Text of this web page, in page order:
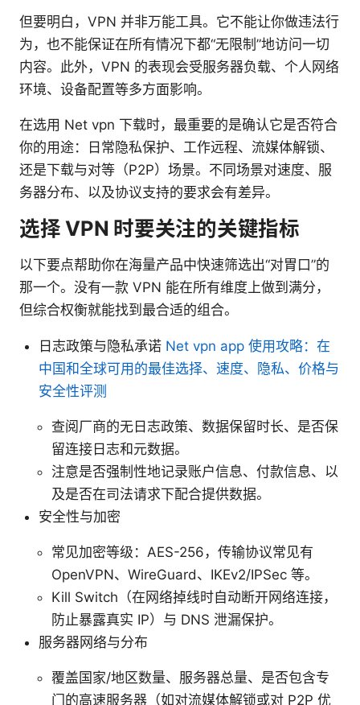
但要明白，VPN 并非万能工具。它不能让你做违法行
为，也不能保证在所有情况下都“无限制”地访问一切
内容。此外，VPN 的表现会受服务器负载、个人网络
环境、设备配置等多方面影响。
在选用 Net vpn 下载时，最重要的是确认它是否符合
你的用途：日常隐私保护、工作远程、流媒体解锁、
还是下载与对等（P2P）场景。不同场景对速度、服
务器分布、以及协议支持的要求会有差异。
选择 VPN 时要关注的关键指标
以下要点帮助你在海量产品中快速筛选出“对胃口”的
那一个。没有一款 VPN 能在所有维度上做到满分，
但综合权衡就能找到最合适的组合。
日志政策与隐私承诺 Net vpn app 使用攻略：在
中国和全球可用的最佳选择、速度、隐私、价格与
安全性评测
查阅厂商的无日志政策、数据保留时长、是否保
留连接日志和元数据。
注意是否强制性地记录账户信息、付款信息、以
及是否在司法请求下配合提供数据。
安全性与加密
常见加密等级：AES-256，传输协议常见有
OpenVPN、WireGuard、IKEv2/IPSec 等。
Kill Switch（在网络掉线时自动断开网络连接，
防止暴露真实 IP）与 DNS 泄漏保护。
服务器网络与分布
覆盖国家/地区数量、服务器总量、是否包含专
门的高速服务器（如对流媒体解锁或对 P2P 优